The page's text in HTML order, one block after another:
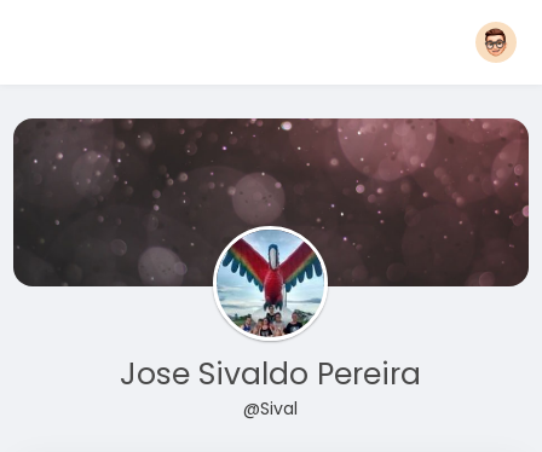
Jose Sivaldo Pereira
@Sival